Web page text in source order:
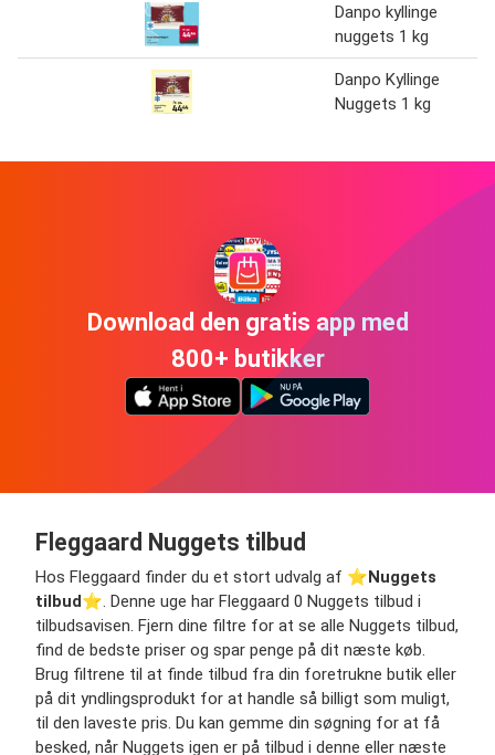
Danpo kyllinge
nuggets 1 kg
Danpo Kyllinge
Nuggets 1 kg
Download den gratis app med
800+ butikker
Fleggaard Nuggets tilbud
Hos Fleggaard finder du et stort udvalg af ⭐️Nuggets
tilbud⭐️. Denne uge har Fleggaard 0 Nuggets tilbud i
tilbudsavisen. Fjern dine filtre for at se alle Nuggets tilbud,
find de bedste priser og spar penge på dit næste køb.
Brug filtrene til at finde tilbud fra din foretrukne butik eller
på dit yndlingsprodukt for at handle så billigt som muligt,
til den laveste pris. Du kan gemme din søgning for at få
besked, når Nuggets igen er på tilbud i denne eller næste